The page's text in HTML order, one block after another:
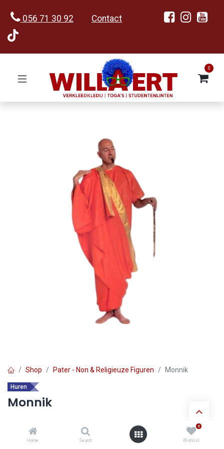
Home Search
0
Wishlist
056 71 30 92 Contact
0
Shop Pater - Non & Religieuze Figuren Monnik
Huren
Monnik
Ontdek de voordelen van huur verkleedkledij